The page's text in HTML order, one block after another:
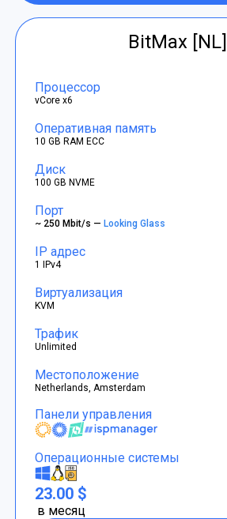
BitMax [NL]
Процессор
vCore x6
Оперативная память
10 GB RAM ECC
Диск
100 GB NVME
Порт
~ 250 Mbit/s —Looking Glass
IP адрес
1 IPv4
Виртуализация
KVM
Трафик
Unlimited
Местоположение
Netherlands, Amsterdam
Панели управления
Операционные системы
23.00 $
в месяц